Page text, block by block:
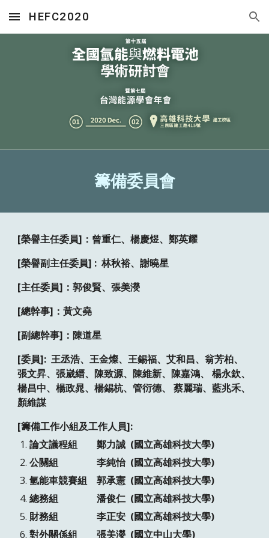
Skip to main content Skip to navigation
HEFC2020
籌備委員會
[榮譽主任委員]：曾重仁、楊慶煜、鄭英耀
[榮譽副主任委員] :  林秋裕、謝曉星
[主任委員]：郭俊賢、張美濙
[總幹事]：黃文堯
[副總幹事]：陳道星
[委員]:  王丞浩、王金燦、王錫福、艾和昌、翁芳柏、
張文昇、張崴縉、陳致源、陳維新、陳嘉鴻、 楊永欽、
楊昌中、楊政晁、楊錫杭、管衍德、 蔡麗瑞、藍兆禾、
顏維謀
[籌備工作小組及工作人員]:
論文議程組        鄭力誠  (國立高雄科技大學)
公關組                李純怡  (國立高雄科技大學)
氫能車競賽組    郭承憲  (國立高雄科技大學)
總務組                潘俊仁  (國立高雄科技大學)
財務組                李正安  (國立高雄科技大學)
對外關係組        張美濙  (國立中山大學)